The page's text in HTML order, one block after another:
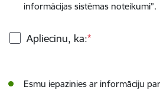
informācijas sistēmas noteikumi”.
Apliecinu, ka:
Esmu iepazinies ar informāciju